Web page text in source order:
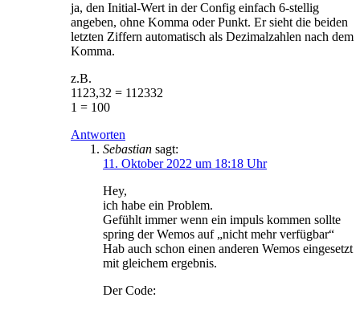
ja, den Initial-Wert in der Config einfach 6-stellig
angeben, ohne Komma oder Punkt. Er sieht die beiden
letzten Ziffern automatisch als Dezimalzahlen nach dem
Komma.
z.B.
1123,32 = 112332
1 = 100
Antworten
Sebastian sagt:
11. Oktober 2022 um 18:18 Uhr
Hey,
ich habe ein Problem.
Gefühlt immer wenn ein impuls kommen sollte
spring der Wemos auf „nicht mehr verfügbar“
Hab auch schon einen anderen Wemos eingesetzt
mit gleichem ergebnis.
Der Code: